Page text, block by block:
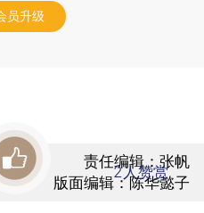
员升级
责任编辑：张帆
版面编辑：陈华懿子
2人赞赏